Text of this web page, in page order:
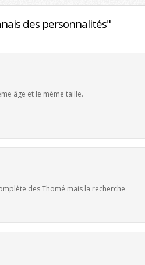
des personnalités"
âge et le même taille.
des Thomé mais la recherche